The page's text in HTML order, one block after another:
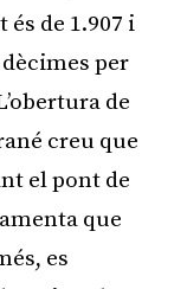
de 1.907 i
dècimes per
de
creu que
el pont de
que
es